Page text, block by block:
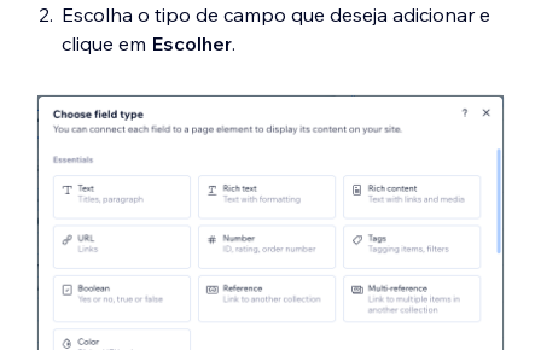
Escolha o tipo de campo que deseja adicionar e
clique em Escolher.